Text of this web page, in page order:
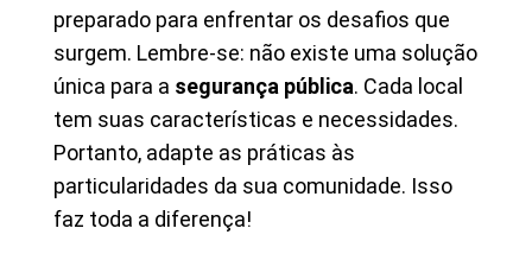
preparado para enfrentar os desafios que
surgem. Lembre-se: não existe uma solução
única para a segurança pública. Cada local
tem suas características e necessidades.
Portanto, adapte as práticas às
particularidades da sua comunidade. Isso
faz toda a diferença!